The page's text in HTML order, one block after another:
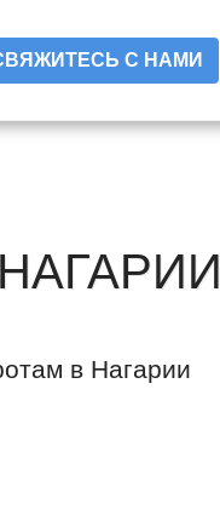
С НАМИ
в Нагарии